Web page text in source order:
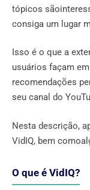
tópicos
consiga um lugar
Isso é o que a
usuários façam
recomendações
seu canal do
Nesta descrição,
VidIQ, bem
O que é VidIQ?